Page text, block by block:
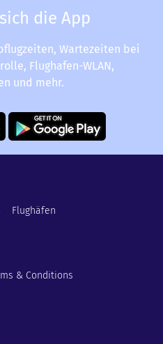
die App
Wartezeiten bei
Flughafen-WLAN,
und mehr.
Flughäfen
& Conditions